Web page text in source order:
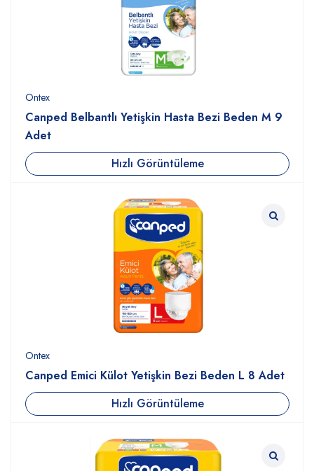
Ontex
Canped Belbantlı Yetişkin Hasta Bezi Beden M 9
Adet
Hızlı Görüntüleme
Ontex
Canped Emici Külot Yetişkin Bezi Beden L 8 Adet
Hızlı Görüntüleme